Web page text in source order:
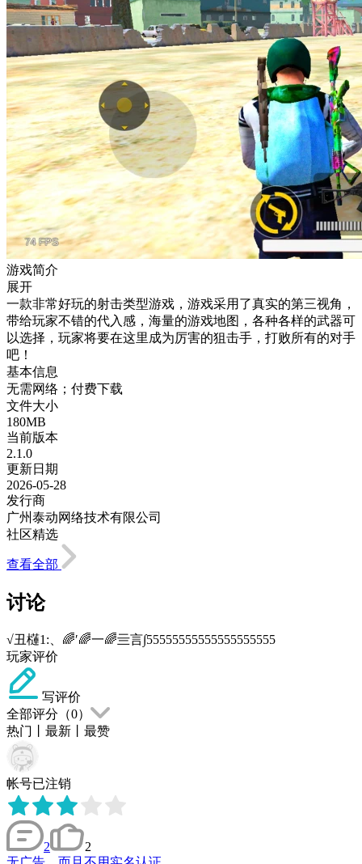
游戏简介
展开
一款非常好玩的射击类型游戏，游戏采用了真实的第三视角，
带给玩家不错的代入感，海量的游戏地图，各种各样的武器可
以选择，玩家将要在这里成为厉害的狙击手，打败所有的对手
吧！
基本信息
无需网络；付费下载
文件大小
180MB
当前版本
2.1.0
更新日期
2026-05-28
发行商
广州泰动网络技术有限公司
社区精选
查看全部
讨论
√丑櫣1:、🌈′🌈一🌈亖言∫55555555555555555555
玩家评价
写评价
全部评分（0）
热门
最新 最赞
帐号已注销
2
2